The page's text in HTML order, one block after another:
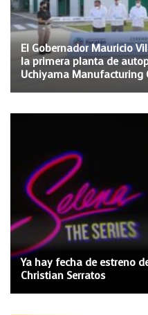
El Gobernador Mauricio
la primera planta de
Uchiyama Manufacturing
Ya hay fecha de estreno
Christian Serratos